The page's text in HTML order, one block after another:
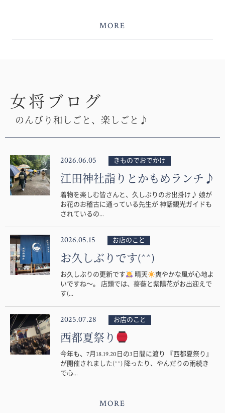
MORE
女将ブログ
のんびり和しごと、楽しごと♪
2026.06.05 きものでおでかけ
江田神社詣りとかもめランチ♪
着物を楽しむ皆さんと、久しぶりのお出掛け♪ 娘が
お花のお稽古に通っている先生が 神話観光ガイドも
されているの...
2026.05.15 お店のこと
お久しぶりです(^^)
お久しぶりの更新です 晴天
爽やかな風が心地よ
いですね〜。 店頭では、薔薇と紫陽花がお出迎えで
す(...
2025.07.28 お店のこと
西都夏祭り
今年も、7月18.19.20日の3日間に渡り 『西都夏祭り』
が開催されました(^^) 降ったり、やんだりの雨続き
で心...
MORE